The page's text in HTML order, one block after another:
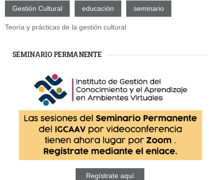
Gestión Cultural educación seminario
Teoría y prácticas de la gestión cultural
SEMINARIO PERMANENTE
Regístrate aquí